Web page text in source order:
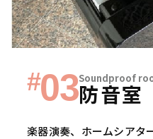
#03防音室
Soundproof
楽器演奏、ホームシアタ